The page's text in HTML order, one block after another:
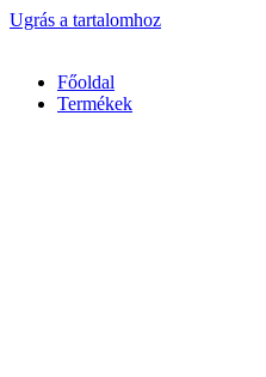
Ugrás a tartalomhoz
Főoldal
Termékek